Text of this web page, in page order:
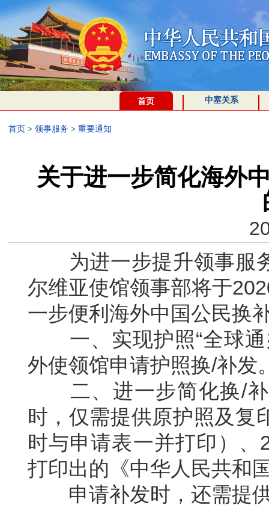
首页 中塞关系
首页 > 领事服务 > 重要通知
关于进一步简化海外
为进一步提升领事服务
尔维亚使馆领事部将于
一步便利海外中国公民换
一、实现护照“全球通
外使领馆申请护照换/补发
二、进一步简化换/补
时，仅需提供原护照及复
时与申请表一并打印）
打印出的《中华人民共和
申请补发时，还需提供